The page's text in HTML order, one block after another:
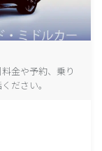
金や予約、乗り
ださい。